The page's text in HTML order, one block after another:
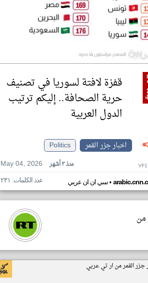
قفزة لافتة لسوريا في تصنيف
حرية الصحافة.. إليكم ترتيب
الدول العربية
اخبار جزر القمر
Politics
May 04, 2026
منذ ٣ أشهر
سي ان ان عربي• عدد الكلمات: ٢٣١
من
جزر القمر من ار تي عربي